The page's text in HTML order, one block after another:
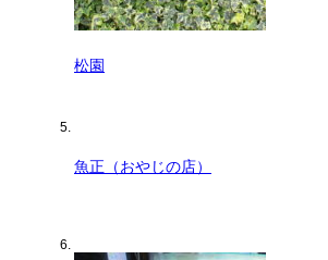
松園
魚正（おやじの店）